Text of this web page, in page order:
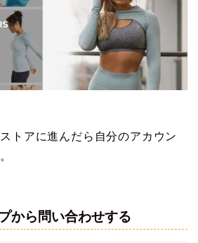
トアに進んだら自分のアカウン
から問い合わせする